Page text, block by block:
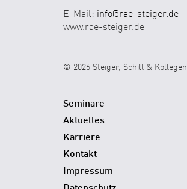
E-Mail: info@rae-steiger.de
www.rae-steiger.de
© 2026 Steiger, Schill & Kollegen
Seminare
Aktuelles
Karriere
Kontakt
Impressum